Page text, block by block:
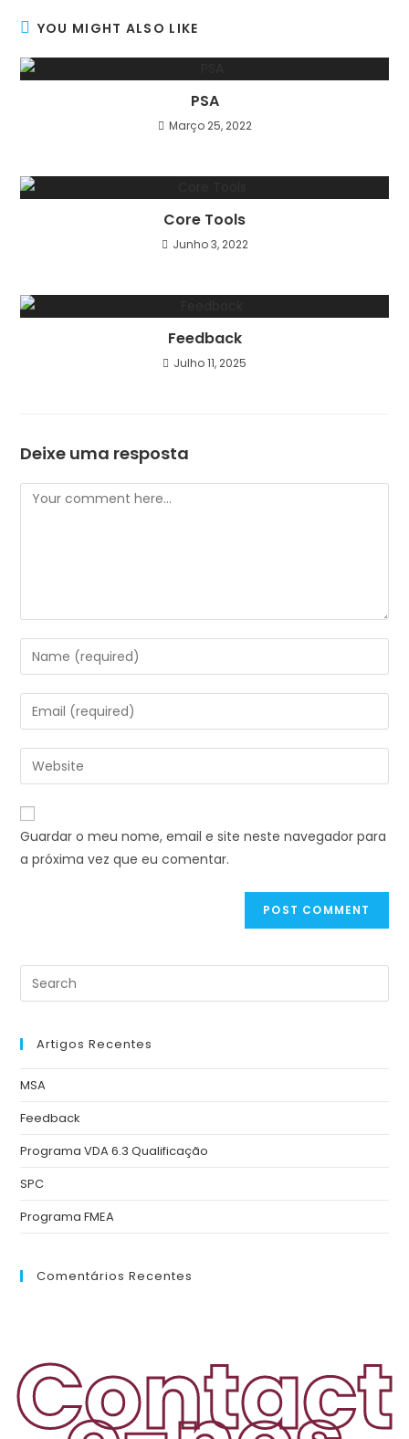
YOU MIGHT ALSO LIKE
PSA
Março 25, 2022
Core Tools
Junho 3, 2022
Feedback
Julho 11, 2025
Deixe uma resposta
Guardar o meu nome, email e site neste navegador para
a próxima vez que eu comentar.
Artigos Recentes
MSA
Feedback
Programa VDA 6.3 Qualificação
SPC
Programa FMEA
Comentários Recentes
Contact